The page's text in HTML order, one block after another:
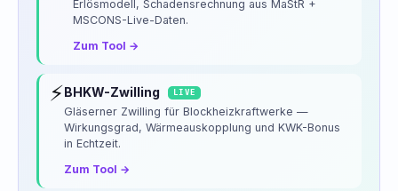
Erlösmodell, Schadensrechnung aus MaStR +
MSCONS-Live-Daten.
Zum Tool →
⚡BHKW-Zwilling LIVE
Gläserner Zwilling für Blockheizkraftwerke —
Wirkungsgrad, Wärmeauskopplung und KWK-Bonus
in Echtzeit.
Zum Tool →